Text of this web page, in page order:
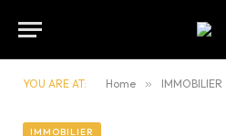
YOU ARE AT: Home » IMMOBILIER
IMMOBILIER